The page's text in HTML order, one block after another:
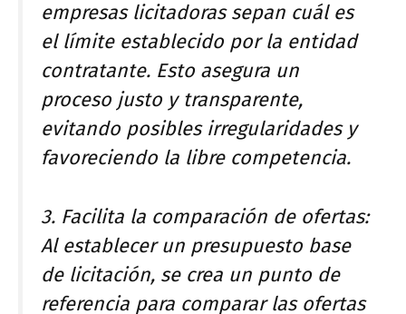
empresas licitadoras sepan cuál es
el límite establecido por la entidad
contratante. Esto asegura un
proceso justo y transparente,
evitando posibles irregularidades y
favoreciendo la libre competencia.
3. Facilita la comparación de ofertas:
Al establecer un presupuesto base
de licitación, se crea un punto de
referencia para comparar las ofertas